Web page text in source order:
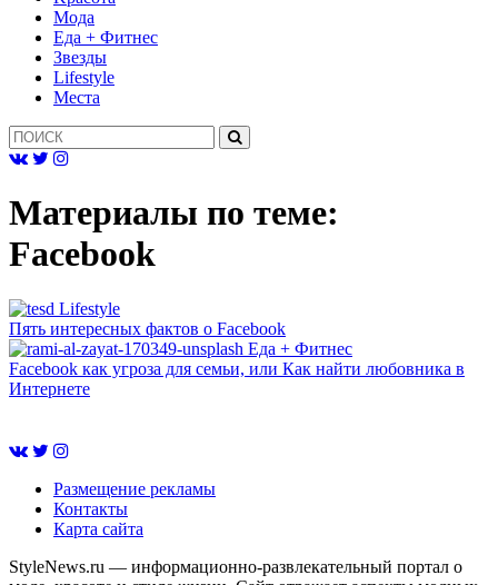
Мода
Еда + Фитнес
Звезды
Lifestyle
Mеста
Материалы по теме:
Facebook
Lifestyle
Пять интересных фактов о Facebook
Еда + Фитнес
Facebook как угроза для семьи, или Как найти любовника в
Интернете
Размещение рекламы
Контакты
Карта сайта
StyleNews.ru — информационно-развлекательный портал о